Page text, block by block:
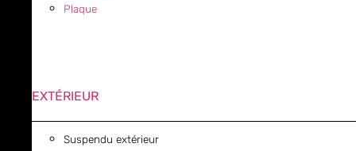
Plaque
EXTÉRIEUR
Suspendu extérieur